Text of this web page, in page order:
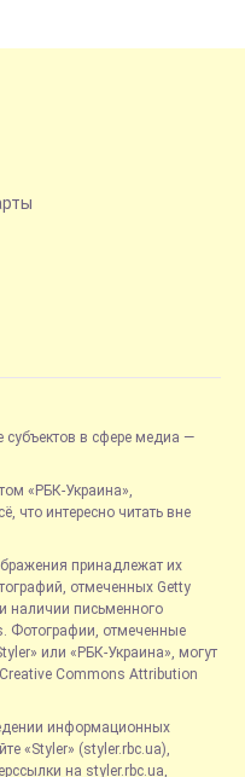
субъектов в сфере медиа —
«РБК-Украина»,
что интересно читать вне
принадлежат их
отмеченных Getty
наличии письменного
Фотографии, отмеченные
или «РБК-Украина», могут
Commons Attribution
информационных
«Styler» (styler.rbc.ua),
на styler.rbc.ua,